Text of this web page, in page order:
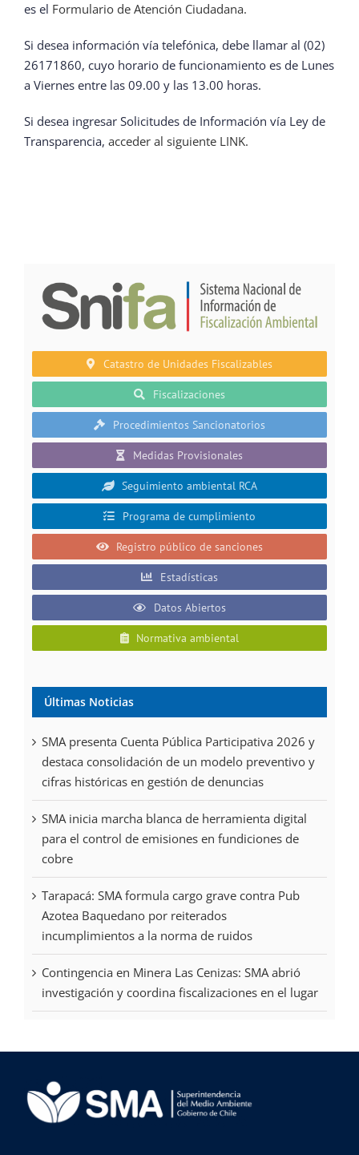
es el Formulario de Atención Ciudadana.
Si desea información vía telefónica, debe llamar al (02)
26171860, cuyo horario de funcionamiento es de Lunes
a Viernes entre las 09.00 y las 13.00 horas.
Si desea ingresar Solicitudes de Información vía Ley de
Transparencia, acceder al siguiente LINK.
Catastro de Unidades Fiscalizables
Fiscalizaciones
Procedimientos Sancionatorios
Medidas Provisionales
Seguimiento ambiental RCA
Programa de cumplimiento
Registro público de sanciones
Estadísticas
Datos Abiertos
Normativa ambiental
Últimas Noticias
SMA presenta Cuenta Pública Participativa 2026 y
destaca consolidación de un modelo preventivo y
cifras históricas en gestión de denuncias
SMA inicia marcha blanca de herramienta digital
para el control de emisiones en fundiciones de
cobre
Tarapacá: SMA formula cargo grave contra Pub
Azotea Baquedano por reiterados
incumplimientos a la norma de ruidos
Contingencia en Minera Las Cenizas: SMA abrió
investigación y coordina fiscalizaciones en el lugar